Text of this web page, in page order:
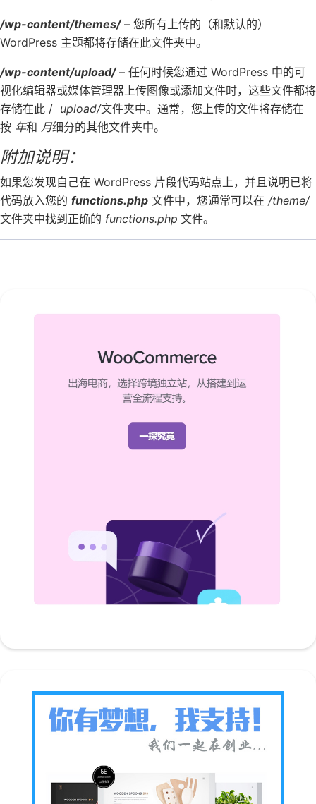
/wp-content/themes/– 您所有上传的（和默认的）
WordPress 主题都将存储在此文件夹中。
/wp-content/upload/– 任何时候您通过 WordPress 中的可
视化编辑器或媒体管理器上传图像或添加文件时，这些文件都将
存储在此 / upload/文件夹中。通常，您上传的文件将存储在
按 年和 月细分的其他文件夹中。
附加说明：
如果您发现自己在 WordPress 片段代码站点上，并且说明已将
代码放入您的 functions.php 文件中，您通常可以在 /theme/
文件夹中找到正确的 functions.php 文件。